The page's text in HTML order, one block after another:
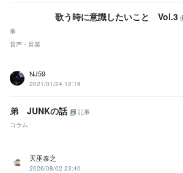
歌う時に意識したいこと Vol.3
事
音声・音楽
NJ59
2021/01/24 12:19
弟 JUNKの話
記事
コラム
天巫泰之
2026/08/02 23:40